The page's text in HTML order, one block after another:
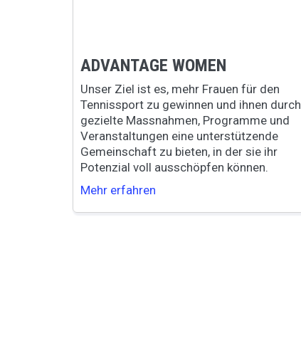
ADVANTAGE WOMEN
Unser Ziel ist es, mehr Frauen für den
Tennissport zu gewinnen und ihnen durch
gezielte Massnahmen, Programme und
Veranstaltungen eine unterstützende
Gemeinschaft zu bieten, in der sie ihr
Potenzial voll ausschöpfen können.
Mehr erfahren